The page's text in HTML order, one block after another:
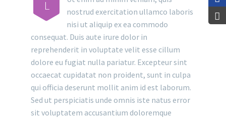
L
nostrud exercitation ullamco laboris
nisi ut aliquip ex ea commodo
consequat. Duis aute irure dolor in
reprehenderit in voluptate velit esse cillum
dolore eu fugiat nulla pariatur. Excepteur sint
occaecat cupidatat non proident, sunt in culpa
qui officia deserunt mollit anim id est laborum.
Sed ut perspiciatis unde omnis iste natus error
sit voluptatem accusantium doloremque